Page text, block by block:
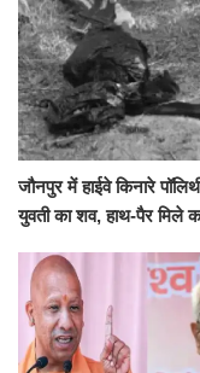
जौनपुर में हाईवे किनारे
युवती का शव, हाथ-पैर मिले